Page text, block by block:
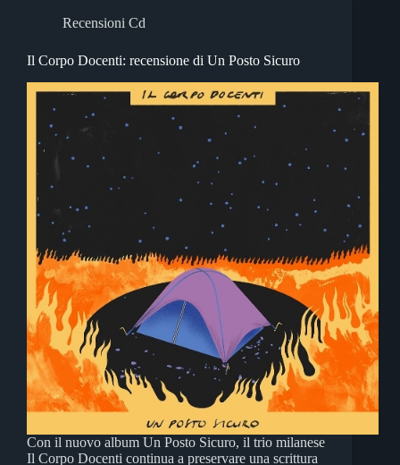
Recensioni Cd
Il Corpo Docenti: recensione di Un Posto Sicuro
Con il nuovo album Un Posto Sicuro, il trio milanese
Il Corpo Docenti continua a preservare una scrittura